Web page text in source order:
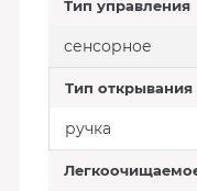
Тип управления
сенсорное
Тип
ручка